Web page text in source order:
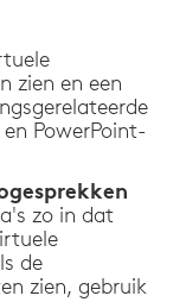
zien en een
PowerPoint-
zo in dat
de
zien, gebruik